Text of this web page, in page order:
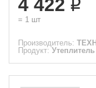
4 422
= 1 шт
Производитель:
Продукт: Утеплитель